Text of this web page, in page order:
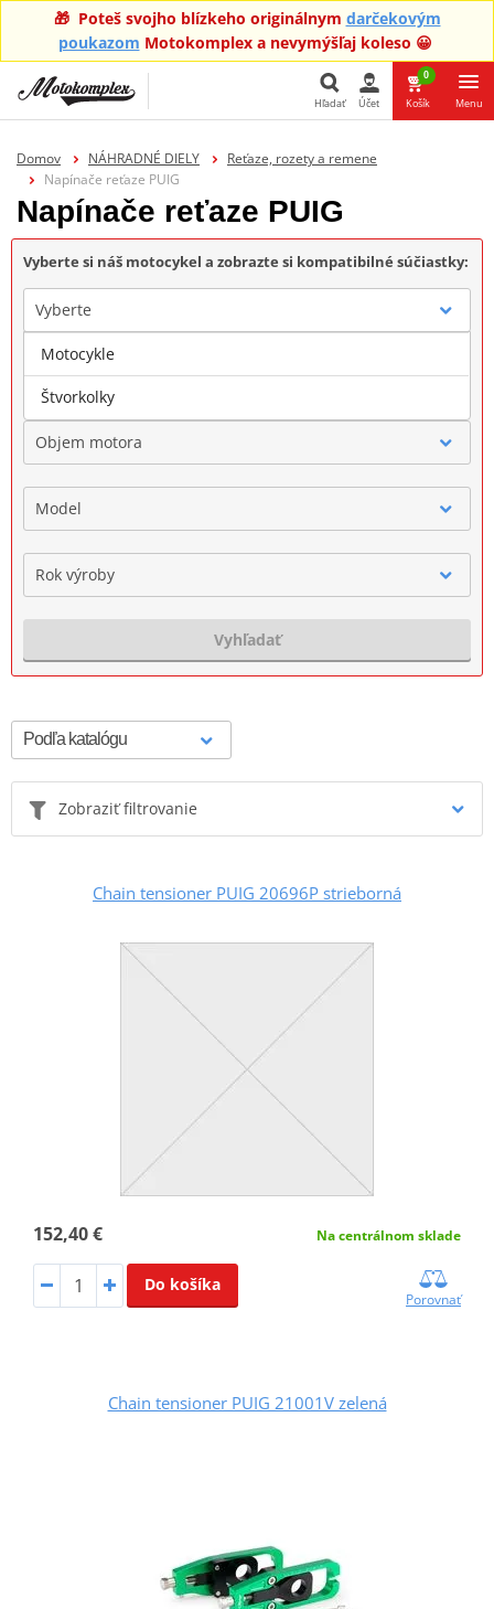
🎁 Poteš svojho blízkeho originálnym darčekovým
poukazom Motokomplex a nevymýšľaj koleso 😀
Hľadať Účet
0
Košík Menu
Domov NÁHRADNÉ DIELY
Reťaze, rozety a remene
Napínače reťaze PUIG
Napínače reťaze PUIG
Vyberte si náš motocykel a zobrazte si kompatibilné súčiastky:
Vyberte
Značka
Objem motora
Model
Rok výroby
Vyhľadať
Zobraziť filtrovanie
Chain tensioner PUIG 20696P strieborná
152,40 € Na centrálnom sklade
Do košíka
Porovnať
Chain tensioner PUIG 21001V zelená
Motocykle
Štvorkolky